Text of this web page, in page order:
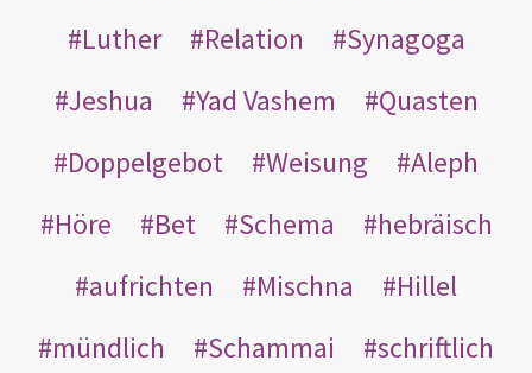
Luther
Relation
Synagoga
Jeshua
Yad Vashem
Quasten
Doppelgebot
Weisung
Aleph
Höre
Bet Schema
hebräisch
aufrichten
Mischna
Hillel
mündlich
Schammai
schriftlich